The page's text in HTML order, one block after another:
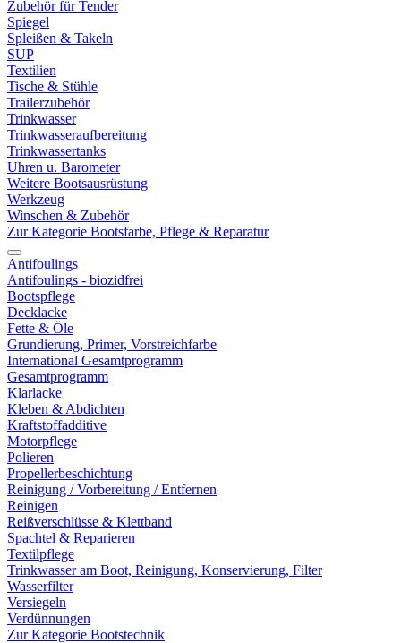
Zubehör für Tender
Spiegel
Spleißen & Takeln
SUP
Textilien
Tische & Stühle
Trailerzubehör
Trinkwasser
Trinkwasseraufbereitung
Trinkwassertanks
Uhren u. Barometer
Weitere Bootsausrüstung
Werkzeug
Winschen & Zubehör
Zur Kategorie Bootsfarbe, Pflege & Reparatur
Antifoulings
Antifoulings - biozidfrei
Bootspflege
Decklacke
Fette & Öle
Grundierung, Primer, Vorstreichfarbe
International Gesamtprogramm
Gesamtprogramm
Klarlacke
Kleben & Abdichten
Kraftstoffadditive
Motorpflege
Polieren
Propellerbeschichtung
Reinigung / Vorbereitung / Entfernen
Reinigen
Reißverschlüsse & Klettband
Spachtel & Reparieren
Textilpflege
Trinkwasser am Boot, Reinigung, Konservierung, Filter
Wasserfilter
Versiegeln
Verdünnungen
Zur Kategorie Bootstechnik